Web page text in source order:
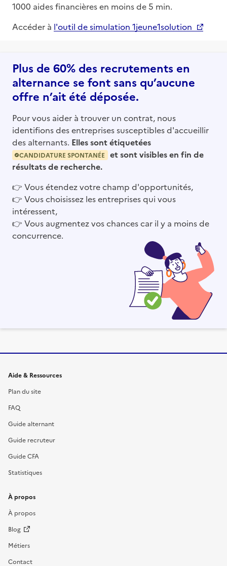
1000 aides financières en moins de 5 min.
Accéder à l'outil de simulation 1jeune1solution
Plus de 60% des recrutements en
alternance se font sans qu’aucune
offre n’ait été déposée.
Pour vous aider à trouver un contrat, nous
identifions des entreprises susceptibles d'accueillir
des alternants. Elles sont étiquetées
CANDIDATURE SPONTANÉE
et sont visibles en fin de
résultats de recherche.
👉 Vous étendez votre champ d'opportunités,
👉 Vous choisissez les entreprises qui vous
intéressent,
👉 Vous augmentez vos chances car il y a moins de
concurrence.
Informations et liens du site
Aide & Ressources
Plan du site
FAQ
Guide alternant
Guide recruteur
Guide CFA
Statistiques
À propos
À propos
Blog
Métiers
Contact